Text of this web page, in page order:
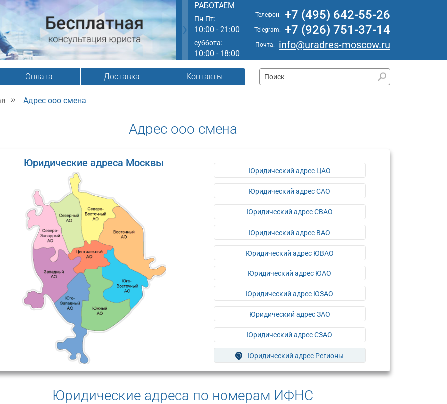
РАБОТАЕМ
Пн-Пт:
10:00 - 21:00
суббота:
10:00 - 18:00
Телефон: +7 (495) 642-55-26
Telegram: +7 (926) 751-37-14
Почта: info@uradres-moscow.ru
Оплата Доставка Контакты
Адрес ооо смена
Адрес ооо смена
Юридические адреса Москвы
Юридический адрес ЦАО
Юридический адрес САО
Юридический адрес СВАО
Юридический адрес ВАО
Юридический адрес ЮВАО
Юридический адрес ЮАО
Юридический адрес ЮЗАО
Юридический адрес ЗАО
Юридический адрес СЗАО
Юридический адрес Регионы
Юридические адреса по номерам ИФНС